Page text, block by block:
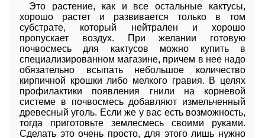
Это растение, как и все остальные кактусы,
хорошо растет и развивается только в том
субстрате, который нейтрален и хорошо
пропускает воздух. При желании готовую
почвосмесь для кактусов можно купить в
специализированном магазине, причем в нее надо
обязательно всыпать небольшое количество
кирпичной крошки либо мелкого гравия. В целях
профилактики появления гнили на корневой
системе в почвосмесь добавляют измельченный
древесный уголь. Если же у вас есть возможность,
тогда приготовьте землесмесь своими руками.
Сделать это очень просто, для этого лишь нужно